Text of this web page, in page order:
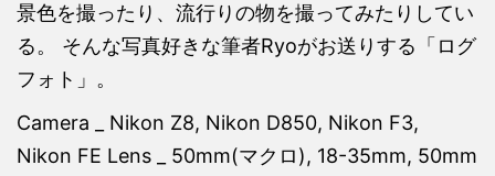
景色を撮ったり、流行りの物を撮ってみたりしてい
る。 そんな写真好きな筆者Ryoがお送りする「ログ
フォト」。
Camera _ Nikon Z8, Nikon D850, Nikon F3,
Nikon FE Lens _ 50mm(マクロ), 18-35mm, 50mm